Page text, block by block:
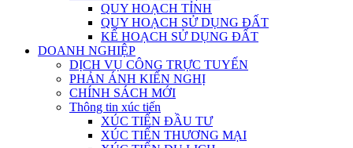
QUY HOẠCH TỈNH
QUY HOẠCH SỬ DỤNG ĐẤT
KẾ HOẠCH SỬ DỤNG ĐẤT
DOANH NGHIỆP
DỊCH VỤ CÔNG TRỰC TUYẾN
PHẢN ÁNH KIẾN NGHỊ
CHÍNH SÁCH MỚI
Thông tin xúc tiến
XÚC TIẾN ĐẦU TƯ
XÚC TIẾN THƯƠNG MẠI